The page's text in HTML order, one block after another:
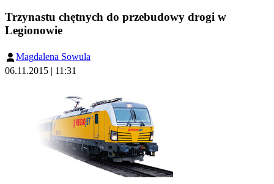
Trzynastu chętnych do przebudowy drogi w
Legionowie
Magdalena Sowula
06.11.2015 | 11:31